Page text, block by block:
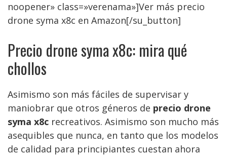
noopener» class=»verenama»]Ver más precio
drone syma x8c en Amazon[/su_button]
Precio drone syma x8c: mira qué
chollos
Asimismo son más fáciles de supervisar y
maniobrar que otros géneros de precio drone
syma x8c recreativos. Asimismo son mucho más
asequibles que nunca, en tanto que los modelos
de calidad para principiantes cuestan ahora